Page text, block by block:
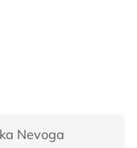
Nevoga